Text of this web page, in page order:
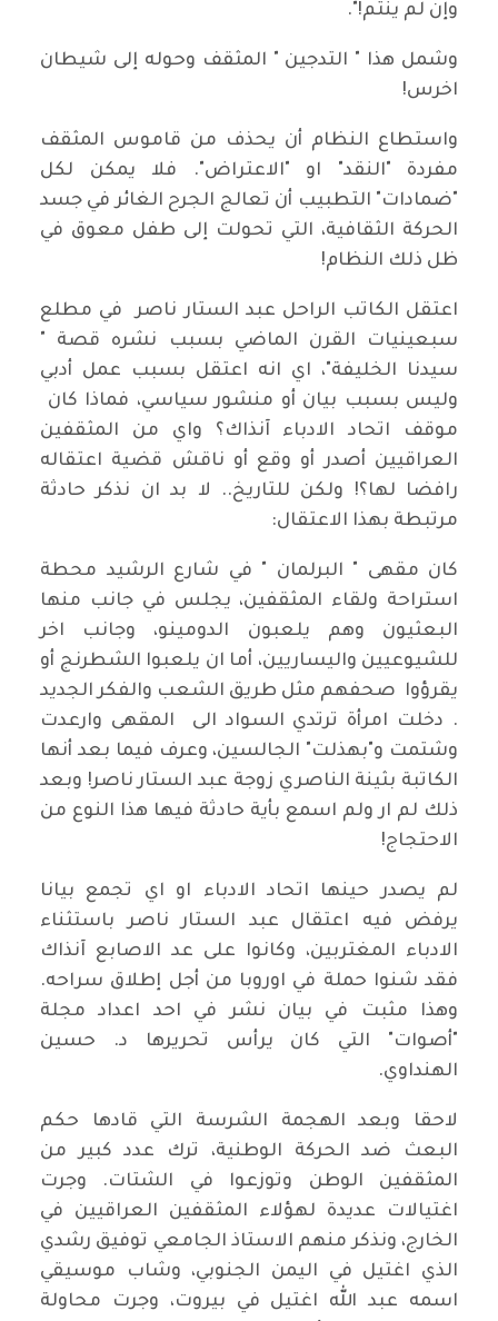
وإن لم ينتم!".
وشمل هذا " التدجين " المثقف وحوله إلى شيطان
اخرس!
واستطاع النظام أن يحذف من قاموس المثقف
مفردة "النقد" او "الاعتراض". فلا يمكن لكل
"ضمادات" التطبيب أن تعالج الجرح الغائر في جسد
الحركة الثقافية، التي تحولت إلى طفل معوق في
ظل ذلك النظام!
اعتقل الكاتب الراحل عبد الستار ناصر في مطلع
سبعينيات القرن الماضي بسبب نشره قصة "
سيدنا الخليفة"، اي انه اعتقل بسبب عمل أدبي
وليس بسبب بيان أو منشور سياسي، فماذا كان
موقف اتحاد الادباء آنذاك؟ واي من المثقفين
العراقيين أصدر أو وقع أو ناقش قضية اعتقاله
رافضا لها؟! ولكن للتاريخ.. لا بد ان نذكر حادثة
مرتبطة بهذا الاعتقال:
كان مقهى " البرلمان " في شارع الرشيد محطة
استراحة ولقاء المثقفين، يجلس في جانب منها
البعثيون وهم يلعبون الدومينو، وجانب اخر
للشيوعيين واليساريين، أما ان يلعبوا الشطرنج أو
يقرؤوا صحفهم مثل طريق الشعب والفكر الجديد
. دخلت امرأة ترتدي السواد الى المقهى وارعدت
وشتمت و"بهذلت" الجالسين، وعرف فيما بعد أنها
الكاتبة بثينة الناصري زوجة عبد الستار ناصر! وبعد
ذلك لم ار ولم اسمع بأية حادثة فيها هذا النوع من
الاحتجاج!
لم يصدر حينها اتحاد الادباء او اي تجمع بيانا
يرفض فيه اعتقال عبد الستار ناصر باستثناء
الادباء المغتربين، وكانوا على عد الاصابع آنذاك
فقد شنوا حملة في اوروبا من أجل إطلاق سراحه.
وهذا مثبت في بيان نشر في احد اعداد مجلة
"أصوات" التي كان يرأس تحريرها د. حسين
الهنداوي.
لاحقا وبعد الهجمة الشرسة التي قادها حكم
البعث ضد الحركة الوطنية، ترك عدد كبير من
المثقفين الوطن وتوزعوا في الشتات. وجرت
اغتيالات عديدة لهؤلاء المثقفين العراقيين في
الخارج، ونذكر منهم الاستاذ الجامعي توفيق رشدي
الذي اغتيل في اليمن الجنوبي، وشاب موسيقي
اسمه عبد الله اغتيل في بيروت، وجرت محاولة